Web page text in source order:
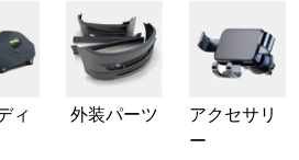
ィ
外装パーツ
アクセサリ
ー